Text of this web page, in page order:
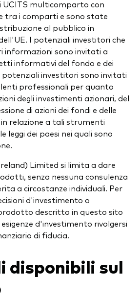
UCITS multicomparto con
tra i comparti e sono state
al pubblico in
I potenziali investitori che
informazioni sono invitati a
informativi del fondo e dei
investitori sono invitati
professionali per quanto
degli investimenti azionari, del
di azioni dei fondi e delle
relazione a tali strumenti
leggi dei paesi nei quali sono
Limited si limita a dare
senza nessuna consulenza
a circostanze individuali. Per
d'investimento o
descritto in questo sito
d'investimento rivolgersi
di fiducia.
disponibili sul